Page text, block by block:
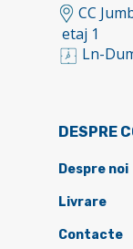
CC
etaj 1
Ln-
DESPRE
Despre noi
Livrare
Contacte